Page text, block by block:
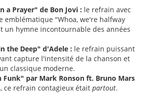
a Prayer" de Bon Jovi : le refrain avec
emblématique "Whoa, we're halfway
un hymne incontournable des années
the Deep" d'Adele : le refrain puissant
capture l'intensité de la chanson et
classique moderne.
Funk" par Mark Ronson ft. Bruno Mars
ce refrain contagieux était partout.